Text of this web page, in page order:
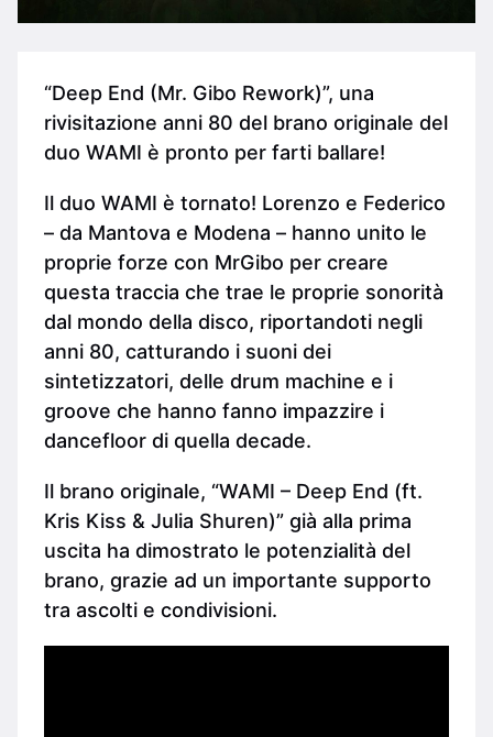
“Deep End (Mr. Gibo Rework)”, una
rivisitazione anni 80 del brano originale del
duo WAMI è pronto per farti ballare!
Il duo WAMI è tornato! Lorenzo e Federico
– da Mantova e Modena – hanno unito le
proprie forze con MrGibo per creare
questa traccia che trae le proprie sonorità
dal mondo della disco, riportandoti negli
anni 80, catturando i suoni dei
sintetizzatori, delle drum machine e i
groove che hanno fanno impazzire i
dancefloor di quella decade.
Il brano originale, “WAMI – Deep End (ft.
Kris Kiss & Julia Shuren)” già alla prima
uscita ha dimostrato le potenzialità del
brano, grazie ad un importante supporto
tra ascolti e condivisioni.